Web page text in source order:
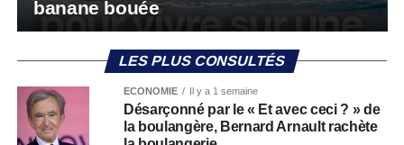
banane bouée
LES PLUS CONSULTÉS
ECONOMIE Il y a 1 semaine
Désarçonné par le « Et avec ceci ? » de
la boulangère, Bernard Arnault rachète